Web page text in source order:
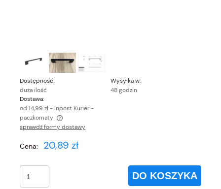
Dostępność:
duża ilość
Wysyłka w:
48 godzin
Dostawa:
od 14,99 zł- Inpost Kurier -
paczkomaty
Cena nie zawiera ewentualnych kosztów płatności
sprawdź formy dostawy
Cena: 20,89 zł
DO KOSZYKA